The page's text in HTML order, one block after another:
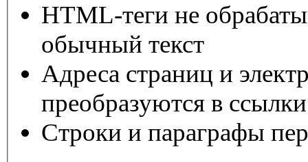
HTML-теги не
обычный текст
Адреса страниц и
преобразуются в
Строки и параграфы